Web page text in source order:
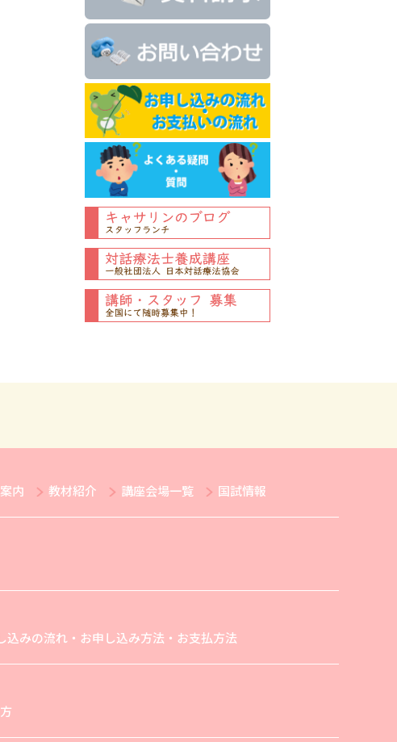
内 教材紹介 講座会場一覧 国試情報
込みの流れ・お申し込み方法・お支払方法